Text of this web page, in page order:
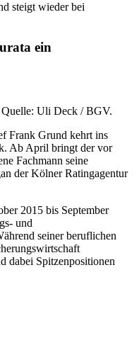
steigt wieder bei
ein
Quelle: Uli Deck / BGV.
Frank Grund kehrt ins
Ab April bringt der vor
Fachmann seine
der Kölner Ratingagentur
2015 bis September
und
seiner beruflichen
dabei Spitzenpositionen